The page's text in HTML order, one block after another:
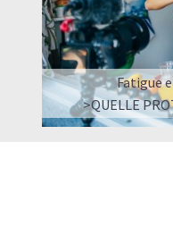
Fatigue
>QUELLE